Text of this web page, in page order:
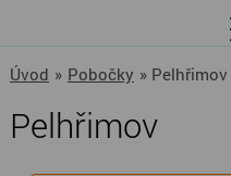
Úvod » Pobočky » Pelhřimov
Pelhřimov